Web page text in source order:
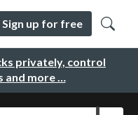
privately, control
and more …
Sign up for free